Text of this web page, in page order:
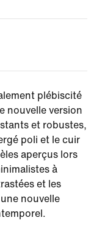
plébiscité
nouvelle version
et robustes,
poli et le cuir
aperçus lors
à
et les
nouvelle